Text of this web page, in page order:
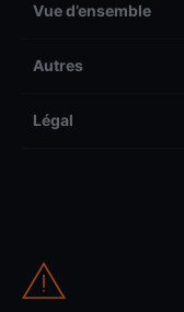
Vue d’ensemble
Autres
Légal